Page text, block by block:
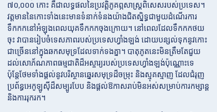
៧០,០០០ កោះ គឺជាលទ្ធផលនៃប្រវត្តិភូគព្ភសាស្ត្រពិសេសរបស់ប្រទេស។
វត្តមាននៃកោះទាំងនេះមានទំនាក់ទំនងយ៉ាងជិតស្និទ្ធជាមួយដំណើរការ
ទឹកកកនៅអំឡុងពេលយុគទឹកកកចុងក្រោយ។ នៅពេលដែលទឹកកកថយ
ចុះ វាបានរៀបចំទេសភាពរបស់ប្រទេសហ្វាំងឡង់ ដោយបន្សល់ទុកនូវកោះ
ជាច្រើននៅក្នុងឆកសមុទ្រដែលទាក់ទងគ្នា។ បាតុភូតនេះមិនត្រឹមតែជួយ
ដល់សោភ័ណភាពធម្មជាតិដ៏អស្ចារ្យរបស់ប្រទេសហ្វាំងឡង់ប៉ុណ្ណោះទេ
ប៉ុន្តែថែមទាំងផ្តល់នូវបរិស្ថានឆ្នេរសមុទ្រដ៏ចម្រុះ និងស្មុគស្មាញ ដែលជំរុញ
ប្រព័ន្ធអេកូឡូស៊ីដ៏សម្បូរបែប និងផ្តល់ឱកាសរាប់មិនអស់សម្រាប់ការកម្សាន្ត
និងការរុករក។